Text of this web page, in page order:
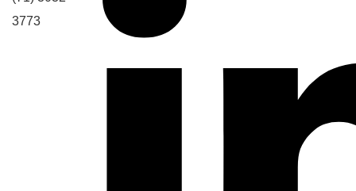
3773